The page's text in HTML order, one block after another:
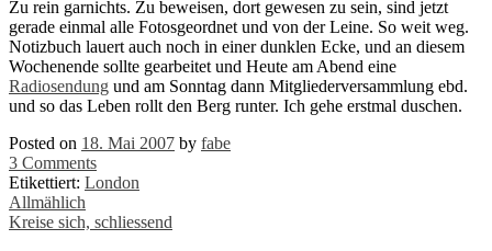
Zu rein garnichts. Zu beweisen, dort gewesen zu sein, sind jetzt
gerade einmal alle Fotosgeordnet und von der Leine. So weit weg.
Notizbuch lauert auch noch in einer dunklen Ecke, und an diesem
Wochenende sollte gearbeitet und Heute am Abend eine
Radiosendung und am Sonntag dann Mitgliederversammlung ebd.
und so das Leben rollt den Berg runter. Ich gehe erstmal duschen.
Posted on 18. Mai 2007 by fabe
3 Comments
Etikettiert: London
Post
navigation
Allmählich
Kreise sich, schliessend